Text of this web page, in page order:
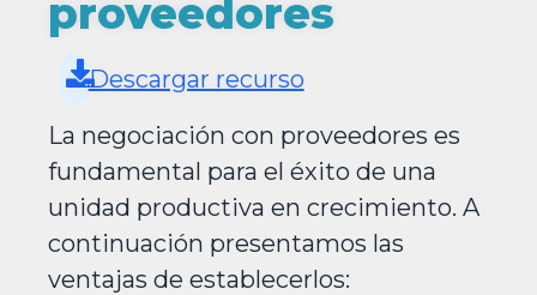
proveedores
Descargar recurso
La negociación con proveedores es
fundamental para el éxito de una
unidad productiva en crecimiento. A
continuación presentamos las
ventajas de establecerlos: